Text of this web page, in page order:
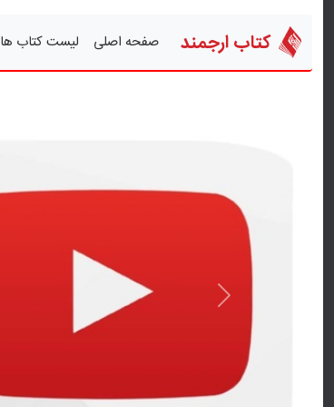
کتاب ارجمند صفحه اصلی لیست کتاب ها
قبلی